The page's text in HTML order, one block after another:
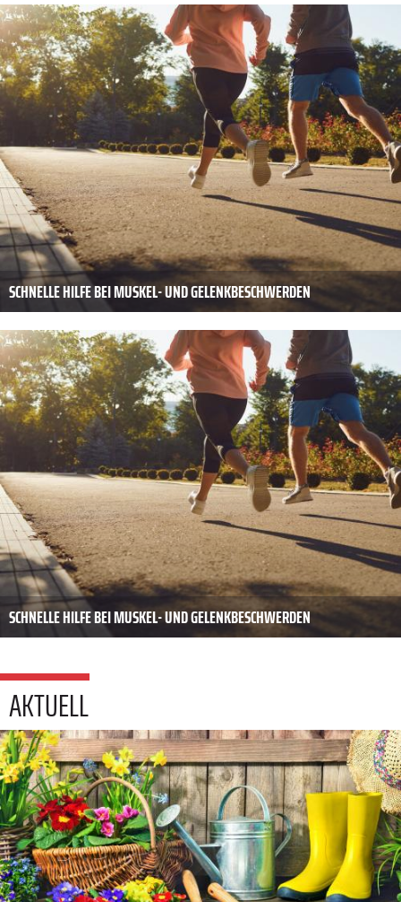
SCHNELLE HILFE BEI MUSKEL- UND GELENKBESCHWERDEN
SCHNELLE HILFE BEI MUSKEL- UND GELENKBESCHWERDEN
AKTUELL